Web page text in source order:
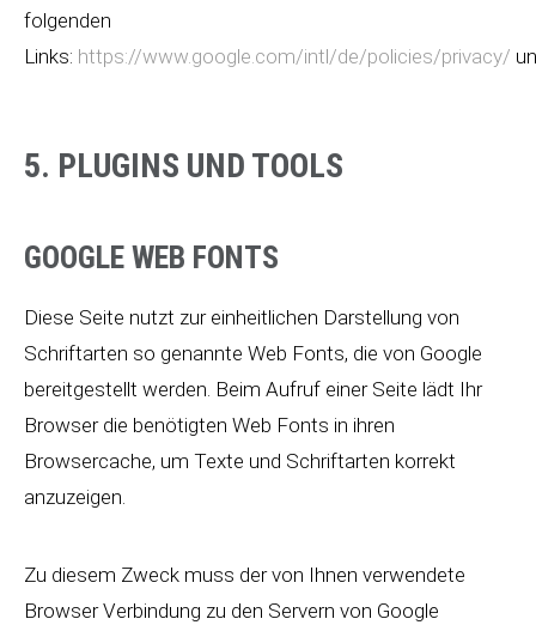
folgenden
Links: https://www.google.com/intl/de/policies/privacy/
5. PLUGINS UND TOOLS
GOOGLE WEB FONTS
Diese Seite nutzt zur einheitlichen Darstellung von
Schriftarten so genannte Web Fonts, die von Google
bereitgestellt werden. Beim Aufruf einer Seite lädt Ihr
Browser die benötigten Web Fonts in ihren
Browsercache, um Texte und Schriftarten korrekt
anzuzeigen.
Zu diesem Zweck muss der von Ihnen verwendete
Browser Verbindung zu den Servern von Google